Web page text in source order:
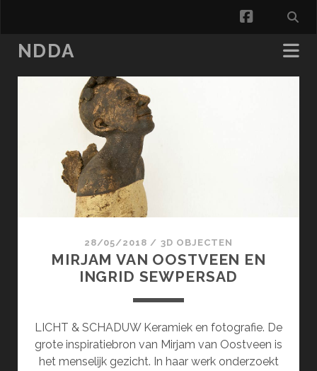
facebook
NDDA
NDDA
Posts
28/05/2018 / 3D OBJECTEN
MIRJAM VAN OOSTVEEN EN
INGRID SEWPERSAD
LICHT & SCHADUW Keramiek en fotografie. De
grote inspiratiebron van Mirjam van Oostveen is
het menselijk gezicht. In haar werk onderzoekt